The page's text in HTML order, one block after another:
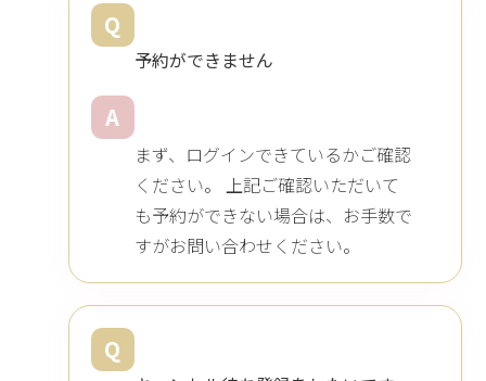
Q
予約ができません
A
まず、ログインできているかご確認
ください。 上記ご確認いただいて
も予約ができない場合は、お手数で
すがお問い合わせください。
Q